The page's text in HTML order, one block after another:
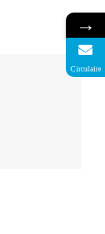
→
Circulaire